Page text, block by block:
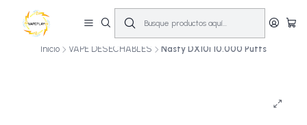
10% OFF primera compra! | Compra antes de las 14:00 y recíbelo el mismo
día en Santiago (Lun–Sáb)🚚💨
Inicio VAPE DESECHABLES Nasty DX10i 10.000 Puffs